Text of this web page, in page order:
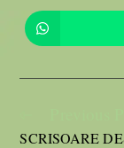
SCRISOARE